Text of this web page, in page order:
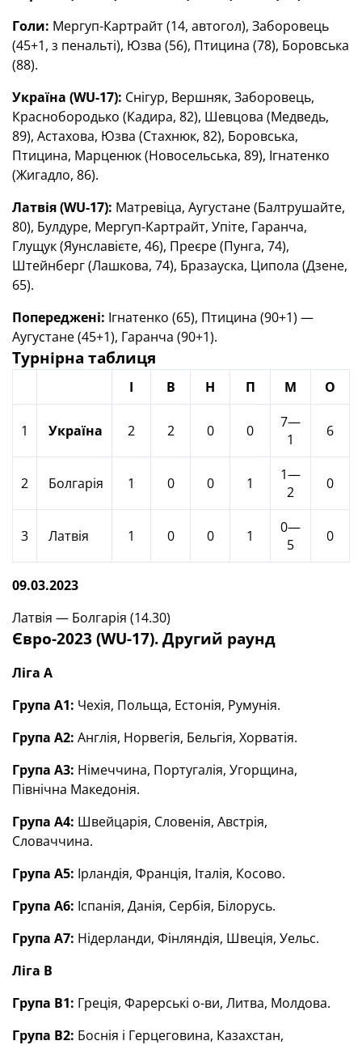
Голи: Мергуп-Картрайт (14, автогол), Заборовець
(45+1, з пенальті), Юзва (56), Птицина (78), Боровська
(88).
Україна (WU-17): Снігур, Вершняк, Заборовець,
Краснобородько (Кадира, 82), Шевцова (Медведь,
89), Астахова, Юзва (Стахнюк, 82), Боровська,
Птицина, Марценюк (Новосельська, 89), Ігнатенко
(Жигадло, 86).
Латвія (WU-17): Матревіца, Аугустане (Балтрушайте,
80), Булдуре, Мергуп-Картрайт, Упіте, Гаранча,
Глущук (Яунславієте, 46), Преєре (Пунга, 74),
Штейнберг (Лашкова, 74), Бразауска, Ципола (Дзене,
65).
Попереджені: Ігнатенко (65), Птицина (90+1) —
Аугустане (45+1), Гаранча (90+1).
Турнірна таблиця
І В Н П М О
1 Україна 2 2 0 0
7—
1
6
2 Болгарія 1 0 0 1
1—
2
0
3 Латвія 1 0 0 1
0—
5
0
09.03.2023
Латвія — Болгарія (14.30)
Євро-2023 (WU-17). Другий раунд
Ліга А
Група А1: Чехія, Польща, Естонія, Румунія.
Група А2: Англія, Норвегія, Бельгія, Хорватія.
Група А3: Німеччина, Португалія, Угорщина,
Північна Македонія.
Група А4: Швейцарія, Словенія, Австрія,
Словаччина.
Група А5: Ірландія, Франція, Італія, Косово.
Група А6: Іспанія, Данія, Сербія, Білорусь.
Група А7: Нідерланди, Фінляндія, Швеція, Уельс.
Ліга В
Група В1: Греція, Фарерські о-ви, Литва, Молдова.
Група В2: Боснія і Герцеговина, Казахстан,